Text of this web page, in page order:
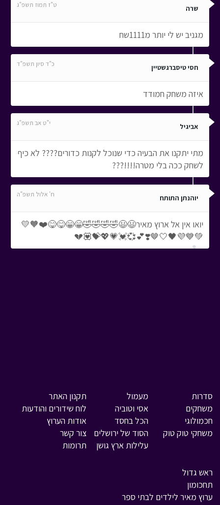
שרה ט"ז תמוז תשפ"ג
מגניב יש לי יותר מ1111שח
חסי טיסברגשטיין כ"ד סיון תשפ"ד
איזה משחק חמודד
אביגיל י"ט אב תשפ"ג
מתי יתקנו את הבעיה כדי שנוכל לקנות כדורים???? לא כיף
לשחק ככה בלי מטרה!!!!???
יוהנתן התותח ח' אלול תשפ"ה
יואו אין אל ארוץ מאיר😃😃🤣🤣🤣🤣😁😁😋😋❤️🧡💛
💚💙💜🖤🤍🤎❣️💕💞💓💗💖💝💟💔
סדרות
משחקים
חכמולוגי
משחקי טוק טוק
מעמול
אסי וטוביה
הכל בחסד
הסוד של ירושלים
עלילות ארץ גושן
ראש גדול
תחכומון
ערוץ מאיר לילדים לבתי ספר
תקנון האתר
לוח שידורים והודעות
אודות הערוץ
צור קשר
תרומות